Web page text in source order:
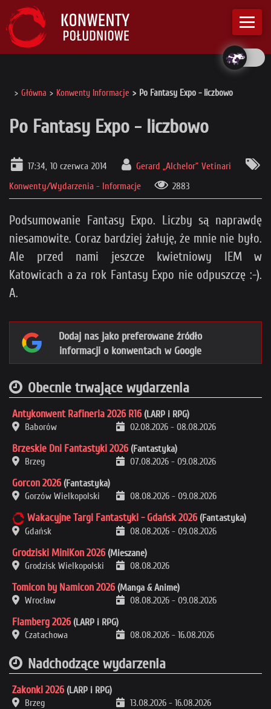
Główna Konwenty Informacje Po Fantasy Expo - liczbowo
Po Fantasy Expo - liczbowo
17:34, 10 czerwca 2014
Gerard „Alchelor” Vetinari
Konwenty/Wydarzenia - Informacje
2883
Podsumowanie Fantasy Expo. Liczby są naprawdę
niesamowite. Coraz bardziej żałuję, że mnie nie było.
Ale przed nami jeszcze kwietniowy IEM w
Katowicach a za rok Fantasy Expo nie odpuszczę :-).
A.
Dodaj nas jako preferowane źródło
informacji o konwentach w Google
Obecnie trwające wydarzenia
Antykonwent Rafineria 2026 R16 (LARP i RPG)
Baborów
02.08.2026 - 08.08.2026
Brzeskie Dni Fantastyki 2026 (Fantastyka)
Brzeg
07.08.2026 - 09.08.2026
Gorcon 2026 (Fantastyka)
Gorzów Wielkopolski
08.08.2026 - 09.08.2026
Wakacyjne Targi Fantastyki - Gdańsk 2026 (Fantastyka)
Gdańsk
08.08.2026 - 09.08.2026
Grodziski MiniKon 2026 (Mieszane)
Grodzisk Wielkopolski
08.08.2026
Tomicon by Namicon 2026 (Manga & Anime)
Wrocław
08.08.2026 - 09.08.2026
Flamberg 2026 (LARP i RPG)
Czatachowa
08.08.2026 - 16.08.2026
Nadchodzące wydarzenia
Zakonki 2026 (LARP i RPG)
Brzeg
13.08.2026 - 16.08.2026